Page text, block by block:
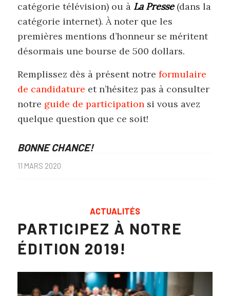
catégorie télévision) ou à La Presse(dans la
catégorie internet). À noter que les
premières mentions d’honneur se méritent
désormais une bourse de 500 dollars.
Remplissez dès à présent notre formulaire
de candidature et n’hésitez pas à consulter
notre guide de participation si vous avez
quelque question que ce soit!
BONNE CHANCE!
11 MARS 2020
ACTUALITÉS
PARTICIPEZ À NOTRE
ÉDITION 2019!